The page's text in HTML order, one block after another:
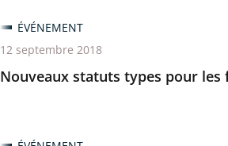
Nouveaux statuts types pour
ÉVÉNEMENT
12 septembre 2018